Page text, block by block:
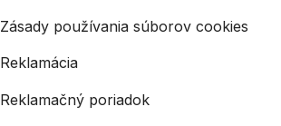
Zásady používania súborov cookies
Reklamácia
Reklamačný poriadok